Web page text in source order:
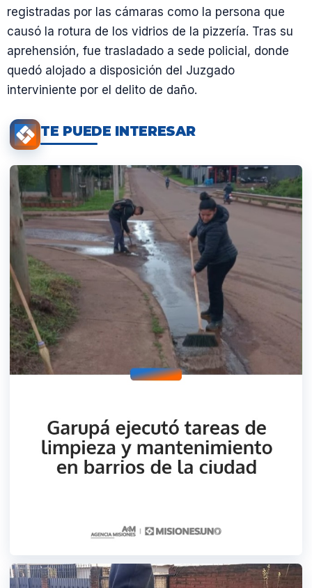
registradas por las cámaras como la persona que
causó la rotura de los vidrios de la pizzería. Tras su
aprehensión, fue trasladado a sede policial, donde
quedó alojado a disposición del Juzgado
interviniente por el delito de daño.
TE PUEDE INTERESAR